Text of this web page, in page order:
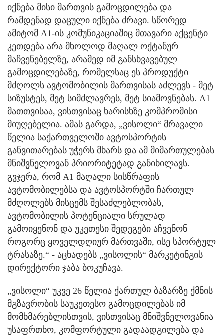
იქნება მისი მართვის გამოცდილება და
რამდენად დაცული იქნება ძრავი. სწორედ
ამიტომ A1-ის კომუნიკაციაშიც მთავარი აქცენტი
კეთდება არა მხოლოდ მაღალ ოქტანურ
მაჩვენებელზე, არამედ იმ განსხვავებულ
გამოცდილებაზე, რომელსაც ეს პროდუქტი
მძღოლს ავტომობილის მართვისას აძლევს - მეტ
სიზუსტეს, მეტ სიმძლავრეს, მეტ სიამოვნებას. A1
მათთვისაა, ვისთვისაც ხარისხზე კომპრომისი
მიუღებელია. ამას გარდა, „ვისოლი“ მრავალი
წელია საქართველოში ავტოსპორტის
განვითარებას უჭერს მხარს და ამ მიმართულებას
მნიშვნელოვან პრიორიტეტად განიხილავს.
გვჯერა, რომ A1 მაღალი სისწრაფის
ავტომობილებსა და ავტოსპორტში ჩართულ
მძღოლებს მისცემს შესაძლებლობას,
ავტომობილის პოტენციალი სრულად
გამოიყენონ და უკეთესი შედეგები აჩვენონ
როგორც ყოველდღიურ მართვაში, ისე სპორტულ
ტრასაზე.“ - აცხადებს „ვისოლის“ მარკეტინგის
დირექტორი ჯაბა ბოკუჩავა.
„ვისოლი“ უკვე 26 წელია ქართულ ბაზარზე ქმნის
მგზავრობის საუკეთესო გამოცდილებას იმ
მომხმარებლისთვის, ვისთვისაც მნიშვნელოვანია
უსაფრთხო, კომფორტული გადაადგილება და